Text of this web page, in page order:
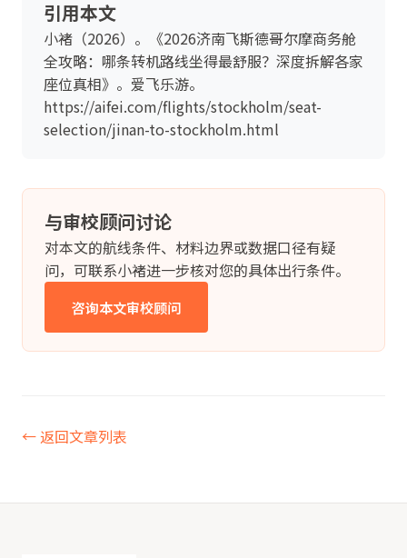
引用本文
小褚（2026）。《2026济南飞斯德哥尔摩商务舱
全攻略：哪条转机路线坐得最舒服？深度拆解各家
座位真相》。爱飞乐游。
https://aifei.com/flights/stockholm/seat-
selection/jinan-to-stockholm.html
与审校顾问讨论
对本文的航线条件、材料边界或数据口径有疑
问，可联系小褚进一步核对您的具体出行条件。
咨询本文审校顾问
← 返回文章列表